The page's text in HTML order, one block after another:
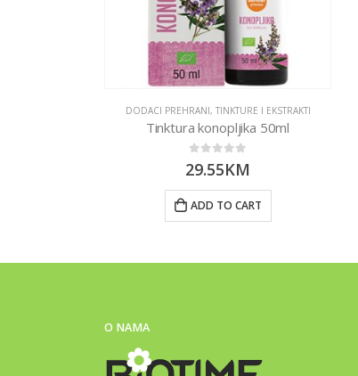
DODACI PREHRANI, TINKTURE I EKSTRAKTI
Tinktura konopljika 50ml
0 out of 5
29.55KM
ADD TO CART
O NAMA